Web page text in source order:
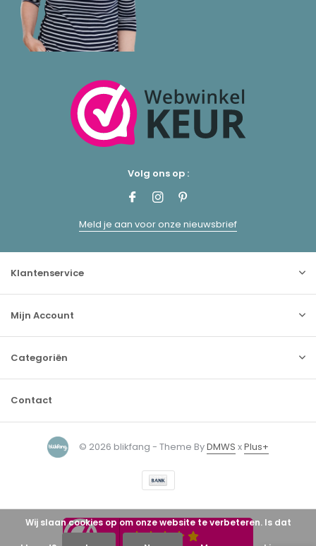
Volg ons op :
Meld je aan voor onze nieuwsbrief
Klantenservice
Mijn Account
Categoriën
Contact
© 2026 blikfang - Theme ByDMWS xPlus+
Wij slaan cookies op om onze website te verbeteren. Is dat